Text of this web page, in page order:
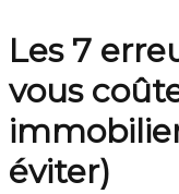
Les 7
vous
éviter)